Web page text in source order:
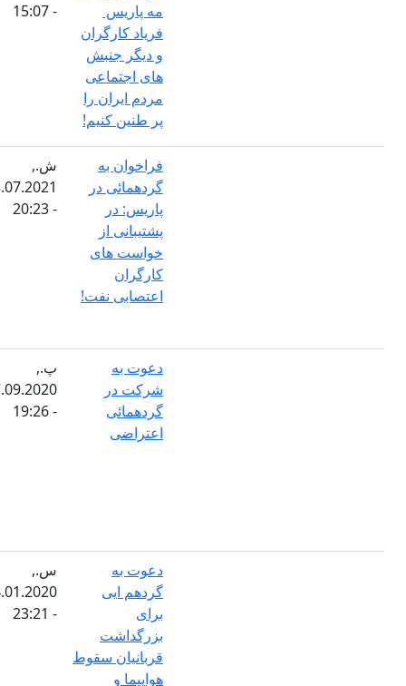
مه پاریس
فریاد کارگران
و دیگر جنبش
های اجتماعی
مردم ایران را
پر طنین کنیم!
فراخوان به
گردهمائی در
پاریس: در
پشتیبانی از
خواست های
کارگران
اعتصابی نفت!
ش.,
03.07.2021
دعوت به
شرکت در
گردهمائی
اعتراضی
17.09.2020
دعوت به
گردهم ایی
برای
بزرگداشت
قربانیان سقوط
هواپیما و
س.,
14.01.2020